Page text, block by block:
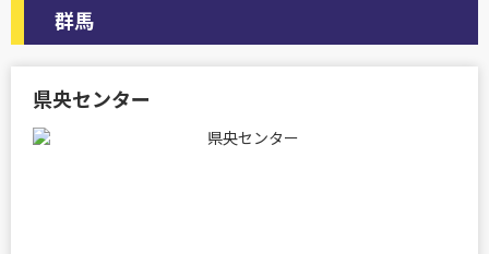
群馬
県央センター